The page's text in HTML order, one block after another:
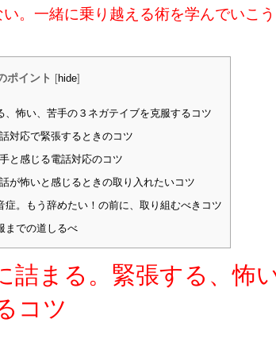
。一緒に乗り越える術を学んでいこう
ポイント [hide]
怖い、苦手の３ネガテイブを克服するコツ
対応で緊張するときのコツ
と感じる電話対応のコツ
怖いと感じるときの取り入れたいコツ
。もう辞めたい！の前に、取り組むべきコツ
までの道しるべ
詰まる。緊張する、怖
コツ